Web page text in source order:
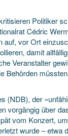
Politiker
Cédric
vor Ort
damit
Veranstalter
Behörden
(NDB), der
vorgängig über
vom Konzert,
wurde – etwa